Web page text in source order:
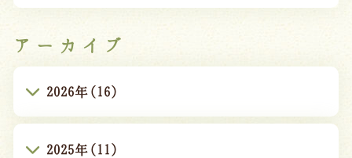
アーカイブ
2026年(16)
2025年(11)